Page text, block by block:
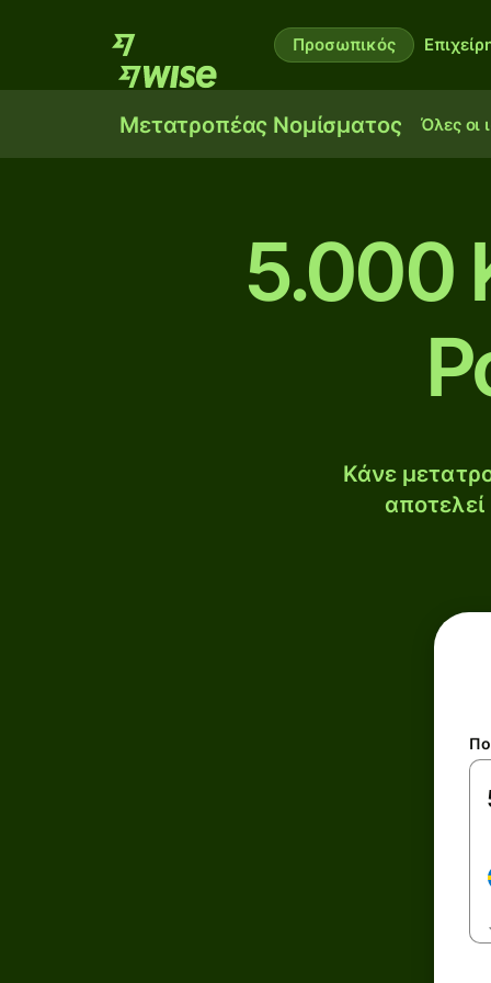
Προσωπικός
Μετατροπέας Νομίσματος Όλες οι
5.000
Κάνε